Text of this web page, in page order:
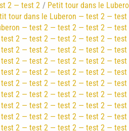
2 — test 2
Petit tour dans le
tour dans le Luberon — test 2 —
— test 2 — test 2 — test 2 —
test 2 — test 2 — test 2 — test 2 —
2 — test 2 — test 2 — test 2 —
2 — test 2 — test 2 — test 2 —
2 — test 2 — test 2 — test 2 —
2 — test 2 — test 2 — test 2 —
2 — test 2 — test 2 — test 2 —
2 — test 2 — test 2 — test 2 —
2 — test 2 — test 2 — test 2 —
2 — test 2 — test 2 — test 2 —